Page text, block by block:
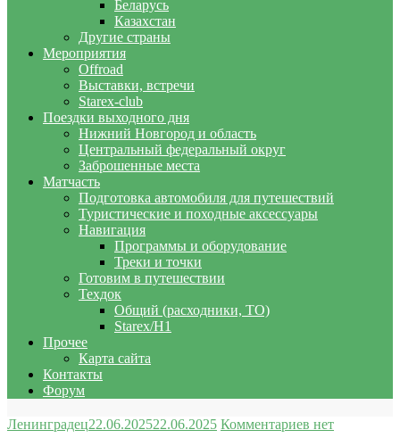
Беларусь
Казахстан
Другие страны
Мероприятия
Offroad
Выставки, встречи
Starex-club
Поездки выходного дня
Нижний Новгород и область
Центральный федеральный округ
Заброшенные места
Матчасть
Подготовка автомобиля для путешествий
Туристические и походные аксессуары
Навигация
Программы и оборудование
Треки и точки
Готовим в путешествии
Техдок
Общий (расходники, ТО)
Starex/H1
Прочее
Карта сайта
Контакты
Форум
Ленинградец22.06.202522.06.2025 Комментариев нет